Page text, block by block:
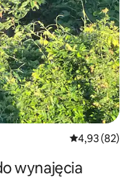
Średnia
4,93 (82)
wynajęcia